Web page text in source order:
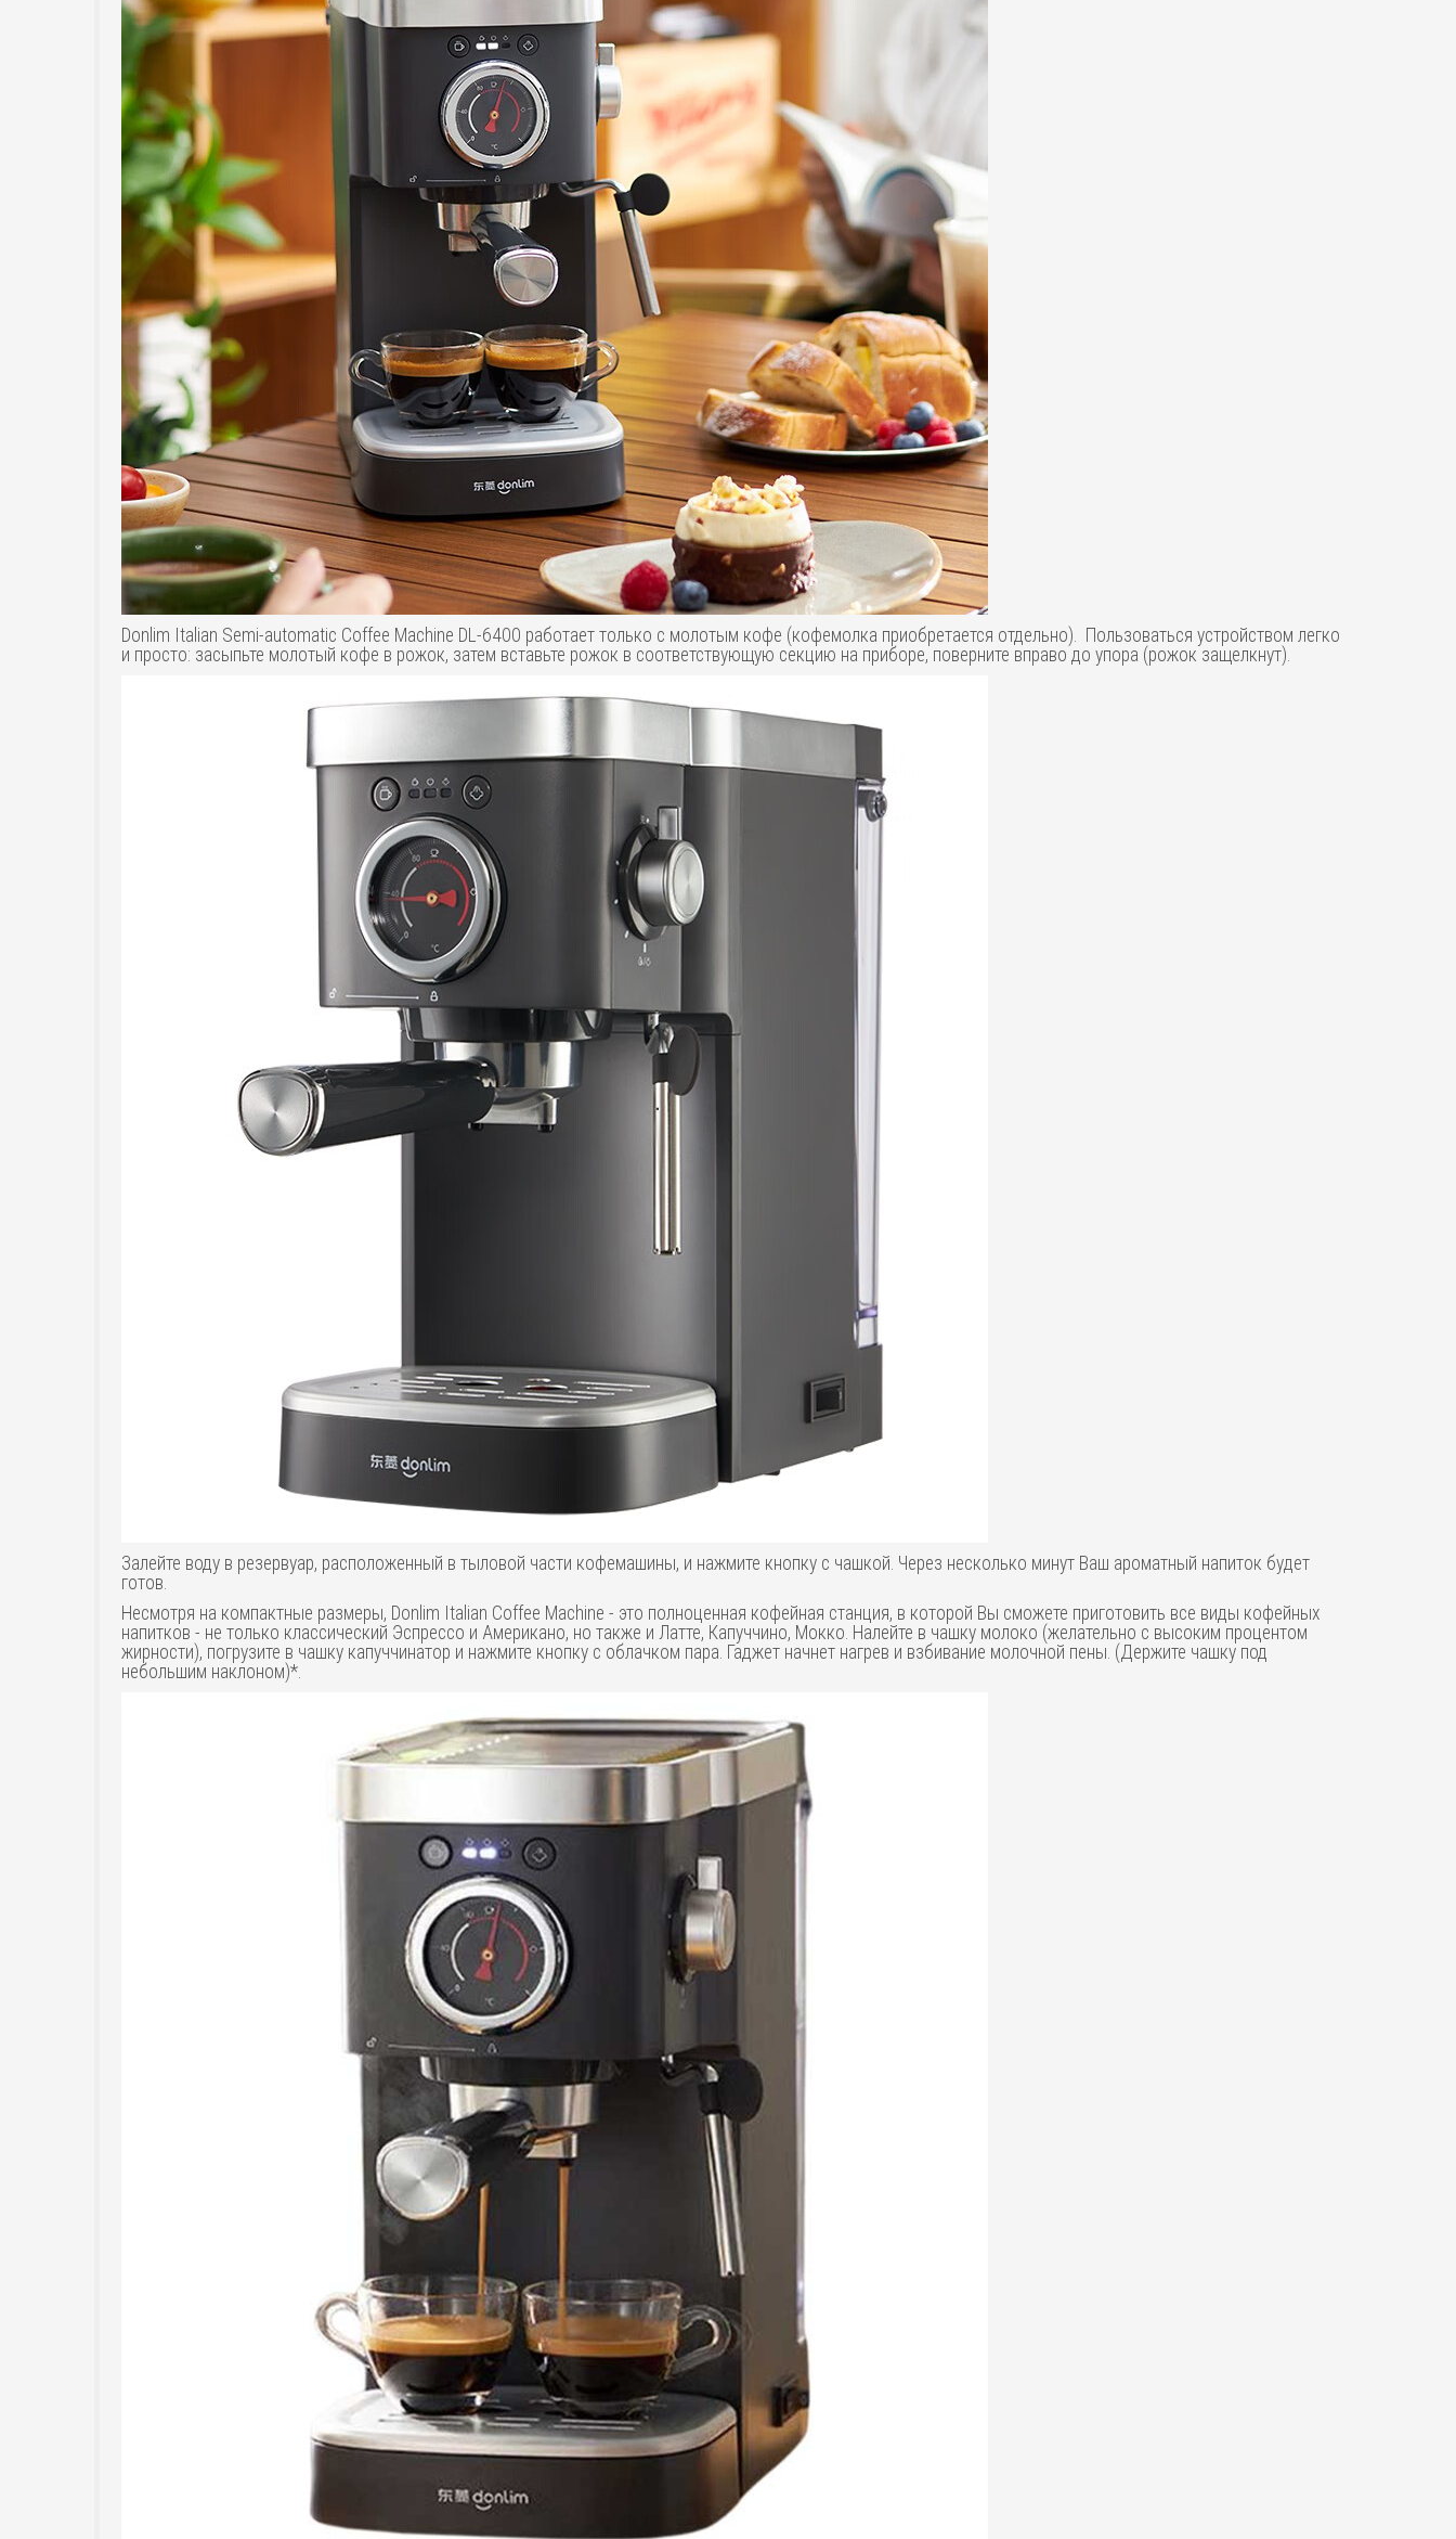
Donlim Italian Semi-automatic Coffee Machine DL-6400 работает только с молотым кофе (кофемолка приобретается отдельно). Пользоваться устройством легко
и просто: засыпьте молотый кофе в рожок, затем вставьте рожок в соответствующую секцию на приборе, поверните вправо до упора (рожок защелкнут).
Залейте воду в резервуар, расположенный в тыловой части кофемашины, и нажмите кнопку с чашкой. Через несколько минут Ваш ароматный напиток будет
готов.
Несмотря на компактные размеры, Donlim Italian Coffee Machine - это полноценная кофейная станция, в которой Вы сможете приготовить все виды кофейных
напитков - не только классический Эспрессо и Американо, но также и Латте, Капуччино, Мокко. Налейте в чашку молоко (желательно с высоким процентом
жирности), погрузите в чашку капуччинатор и нажмите кнопку с облачком пара. Гаджет начнет нагрев и взбивание молочной пены. (Держите чашку под
небольшим наклоном)*.